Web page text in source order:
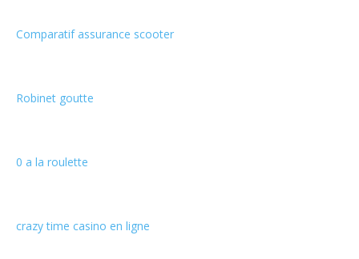
Comparatif assurance scooter
Robinet goutte
0 a la roulette
crazy time casino en ligne